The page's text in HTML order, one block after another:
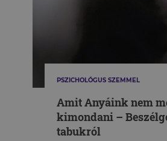
PSZICHOLÓGUS SZEMMEL
Amit Anyáink nem
kimondani –
tabukról